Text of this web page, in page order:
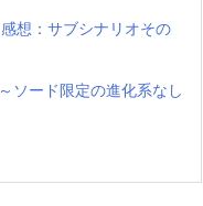
想：サブシナリオその
ソード限定の進化系なし